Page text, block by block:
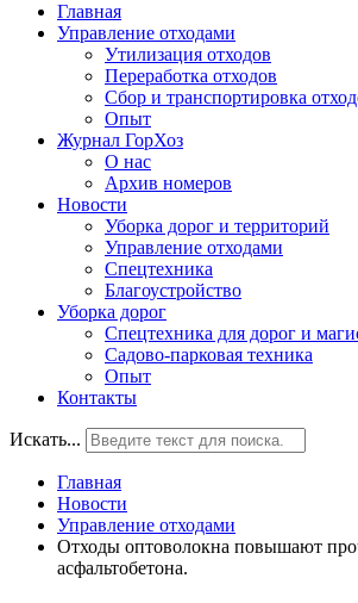
Главная
Управление отходами
Утилизация отходов
Переработка отходов
Сбор и транспортировка
Опыт
Журнал ГорХоз
О нас
Архив номеров
Новости
Уборка дорог и территорий
Управление отходами
Спецтехника
Благоустройство
Уборка дорог
Спецтехника для дорог и
Садово-парковая техника
Опыт
Контакты
Искать...
Главная
Новости
Управление отходами
Отходы оптоволокна повышают
асфальтобетона.